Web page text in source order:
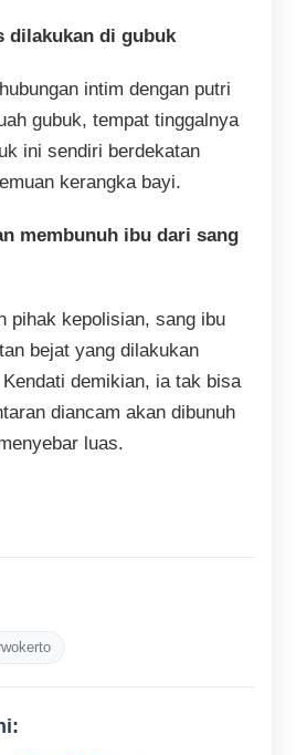
dilakukan di gubuk
intim dengan putri
gubuk, tempat tinggalnya
ini sendiri berdekatan
kerangka bayi.
membunuh ibu dari sang
pihak kepolisian, sang ibu
bejat yang dilakukan
demikian, ia tak bisa
diancam akan dibunuh
luas.